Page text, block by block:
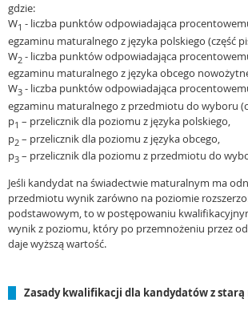
gdzie:
W1 - liczba punktów odpowiadająca
egzaminu maturalnego z języka polskiego (część
W2 - liczba punktów odpowiadająca
egzaminu maturalnego z języka obcego
W3 - liczba punktów odpowiadająca
egzaminu maturalnego z przedmiotu do wyboru
p1 – przelicznik dla poziomu z języka polskiego,
p2 – przelicznik dla poziomu z języka obcego,
p3 – przelicznik dla poziomu z przedmiotu do
Jeśli kandydat na świadectwie maturalnym ma
przedmiotu wynik zarówno na poziomie
podstawowym, to w postępowaniu
wynik z poziomu, który po przemnożeniu przez
daje wyższą wartość.
Zasady kwalifikacji dla kandydatów z